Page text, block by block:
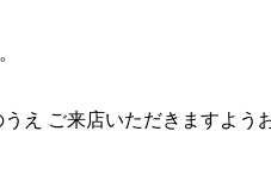
え ご来店いただきますよう